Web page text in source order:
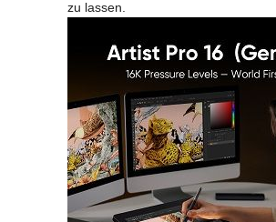
zu lassen.